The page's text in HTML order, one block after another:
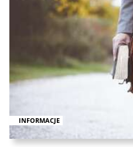
INFORMACJE